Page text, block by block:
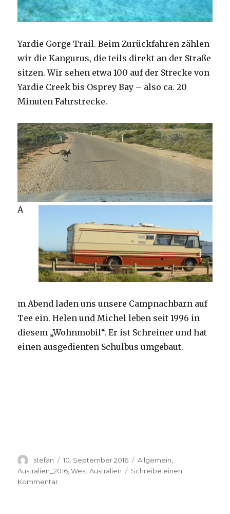
Yardie Gorge Trail. Beim Zurückfahren zählen
wir die Kangurus, die teils direkt an der Straße
sitzen. Wir sehen etwa 100 auf der Strecke von
Yardie Creek bis Osprey Bay – also ca. 20
Minuten Fahrstrecke.
A
m Abend laden uns unsere Campnachbarn auf
Tee ein. Helen und Michel leben seit 1996 in
diesem „Wohnmobil“. Er ist Schreiner und hat
einen ausgedienten Schulbus umgebaut.
Autor
stefan
Veröffentlicht
am
10. September 2016 Kategorien
Allgemein
Australien_2016 ,West Australien
Schreibe einen
Kommentarzu